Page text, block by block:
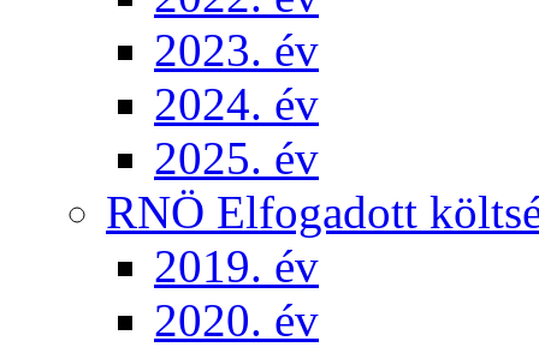
2023. év
2024. év
2025. év
RNÖ Elfogadott
2019. év
2020. év